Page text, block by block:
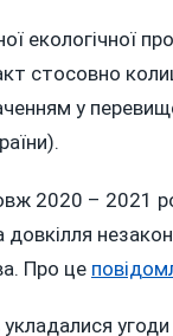
екологічної
стосовно
у
2020 – 2021
довкілля
Про це